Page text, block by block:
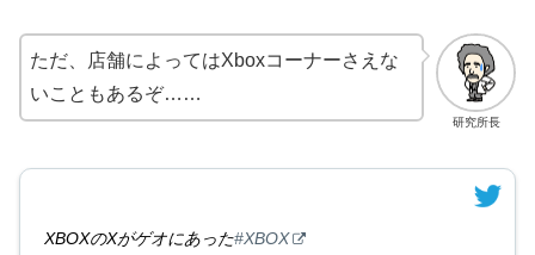
研究所長
ただ、店舗によってはXboxコーナーさえな
いこともあるぞ……
XBOXのXがゲオにあった#XBOX